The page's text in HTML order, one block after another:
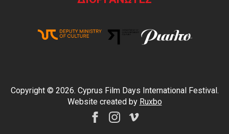
Copyright © 2026. Cyprus Film Days International Festival.
Website created by Ruxbo